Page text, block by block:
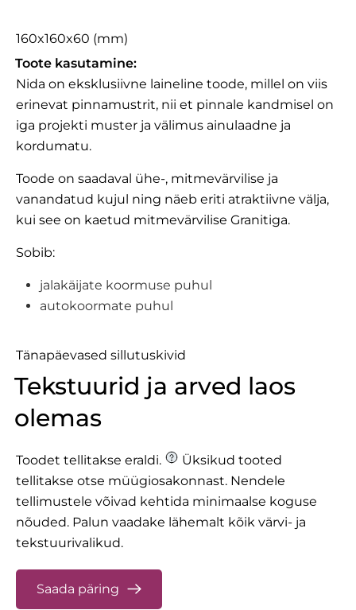
160x160x60 (mm)
Toote kasutamine:
Nida on eksklusiivne laineline toode, millel on viis
erinevat pinnamustrit, nii et pinnale kandmisel on
iga projekti muster ja välimus ainulaadne ja
kordumatu.
Toode on saadaval ühe-, mitmevärvilise ja
vanandatud kujul ning näeb eriti atraktiivne välja,
kui see on kaetud mitmevärvilise Granitiga.
Sobib:
jalakäijate koormuse puhul
autokoormate puhul
Tänapäevased sillutuskivid
Tekstuurid ja arved laos
olemas
Toodet tellitakse eraldi.
Üksikud tooted
tellitakse otse müügiosakonnast. Nendele
tellimustele võivad kehtida minimaalse koguse
nõuded. Palun vaadake lähemalt kõik värvi- ja
tekstuurivalikud.
Saada päring